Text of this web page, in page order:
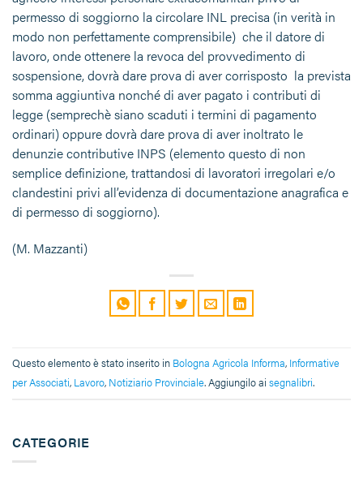
CATEGORIE
permesso di soggiorno la circolare INL precisa (in verità in
modo non perfettamente comprensibile) che il datore di
lavoro, onde ottenere la revoca del provvedimento di
sospensione, dovrà dare prova di aver corrisposto la prevista
somma aggiuntiva nonché di aver pagato i contributi di
legge (semprechè siano scaduti i termini di pagamento
ordinari) oppure dovrà dare prova di aver inoltrato le
denunzie contributive INPS (elemento questo di non
semplice definizione, trattandosi di lavoratori irregolari e/o
clandestini privi all’evidenza di documentazione anagrafica e
di permesso di soggiorno).
(M. Mazzanti)
Questo elemento è stato inserito in Bologna Agricola Informa, Informative
per Associati, Lavoro, Notiziario Provinciale. Aggiungilo ai segnalibri.